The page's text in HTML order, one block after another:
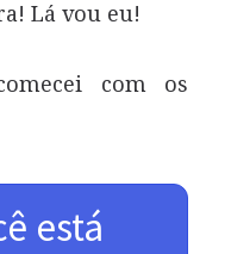
Lá vou eu!
com os
está